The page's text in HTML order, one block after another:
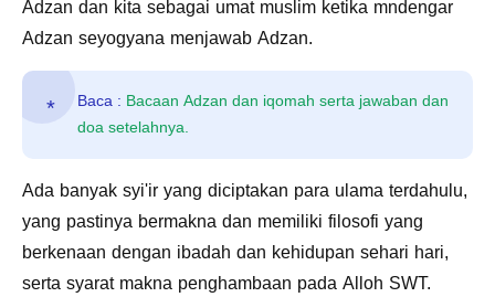
Adzan dan kita sebagai umat muslim ketika mndengar
Adzan seyogyana menjawab Adzan.
Baca : Bacaan Adzan dan iqomah serta jawaban dan
doa setelahnya.
Ada banyak syi'ir yang diciptakan para ulama terdahulu,
yang pastinya bermakna dan memiliki filosofi yang
berkenaan dengan ibadah dan kehidupan sehari hari,
serta syarat makna penghambaan pada Alloh SWT.